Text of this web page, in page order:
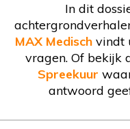
In dit
MAX Medisch vindt
vragen. Of bekijk
Spreekuur
antwoord